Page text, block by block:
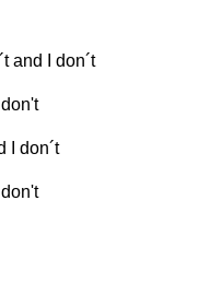
and I don´t
I don´t